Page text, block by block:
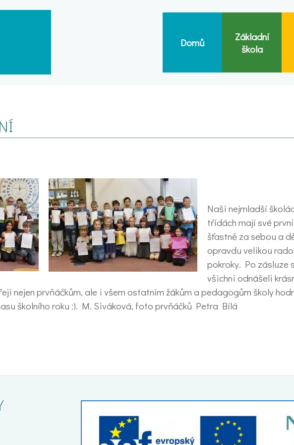
Domů
Základní
škola
Naši nejmladší
třídách mají své
šťastně za sebou a
opravdu velikou
pokroky. Po zásluze
všichni odnášeli
nejen prvňáčkům, ale i všem ostatním žákům a pedagogům školy
školního roku :). M. Siváková, foto prvňáčků Petra Bílá